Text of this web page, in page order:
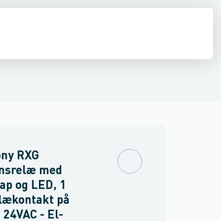
RXG
med
og LED, 1
på
24VAC - El-